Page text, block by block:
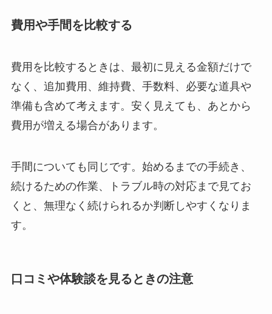
費用や手間を比較する
費用を比較するときは、最初に見える金額だけで
なく、追加費用、維持費、手数料、必要な道具や
準備も含めて考えます。安く見えても、あとから
費用が増える場合があります。
手間についても同じです。始めるまでの手続き、
続けるための作業、トラブル時の対応まで見てお
くと、無理なく続けられるか判断しやすくなりま
す。
口コミや体験談を見るときの注意